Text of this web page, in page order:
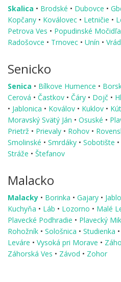
Skalica • Brodské • Dubovce •
Kopčany • Koválovec • Letničie •
Petrova Ves • Popudinské
Radošovce • Trnovec • Unín •
Senicko
Senica • Bílkove Humence •
Cerová • Častkov • Čáry • Dojč •
• Jablonica • Koválov • Kuklov •
Moravský Svätý Ján • Osuské •
Prietrž • Prievaly • Rohov •
Smolinské • Smrdáky • Sobotište •
Stráže • Štefanov
Malacko
Malacky • Borinka • Gajary •
Kuchyňa • Láb • Lozorno • Malé
Plavecké Podhradie • Plavecký
Rohožník • Sološnica • Studienka •
Leváre • Vysoká pri Morave •
Záhorská Ves • Závod • Zohor